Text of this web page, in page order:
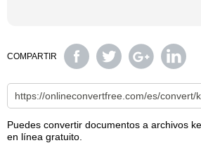
COMPARTIR
Puedes convertir documentos a archivos
en línea gratuito.